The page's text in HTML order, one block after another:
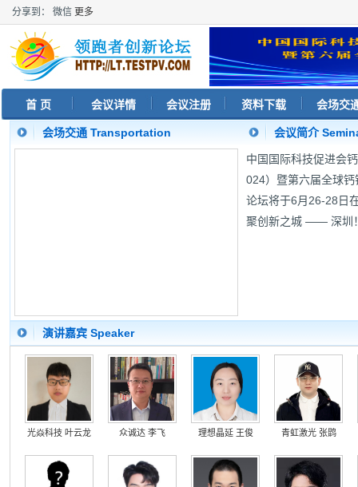
分享到： 微信 更多
首 页 会议详情 会议注册 资料下载 会场交
会场交通 Transportation 会议简介
中国国际科技促进会
024）暨第六届全球
论坛将于6月26-28日
聚创新之城 —— 深圳
演讲嘉宾 Speaker
光焱科技 叶云龙 众诚达 李飞 理想晶延 王俊 青虹激光 张鹍